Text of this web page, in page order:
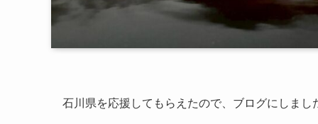
石川県を応援してもらえたので、ブログにしまし